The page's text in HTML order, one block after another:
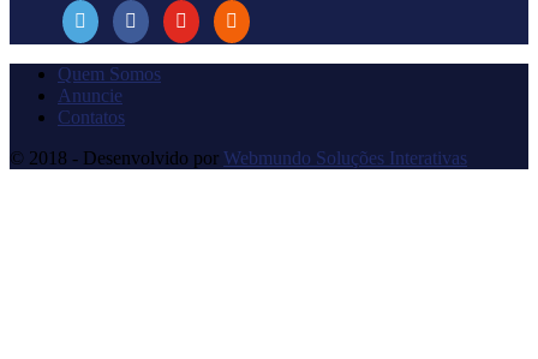
Quem Somos
Anuncie
Contatos
© 2018 - Desenvolvido por Webmundo Soluções Interativas